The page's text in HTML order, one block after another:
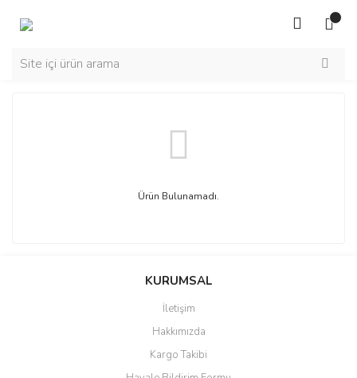
Ürün Bulunamadı.
KURUMSAL
İletişim
Hakkımızda
Kargo Takibi